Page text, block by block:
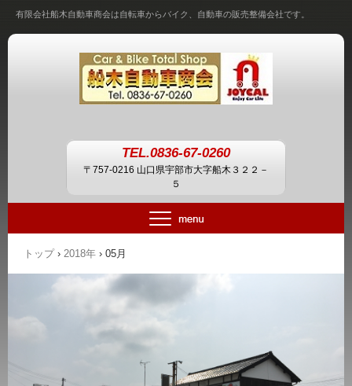
有限会社船木自動車商会は自転車からバイク、自動車の販売整備会社です。
TEL.0836-67-0260
〒757-0216 山口県宇部市大字船木３２２－
５
トップ › 2018年 › 05月